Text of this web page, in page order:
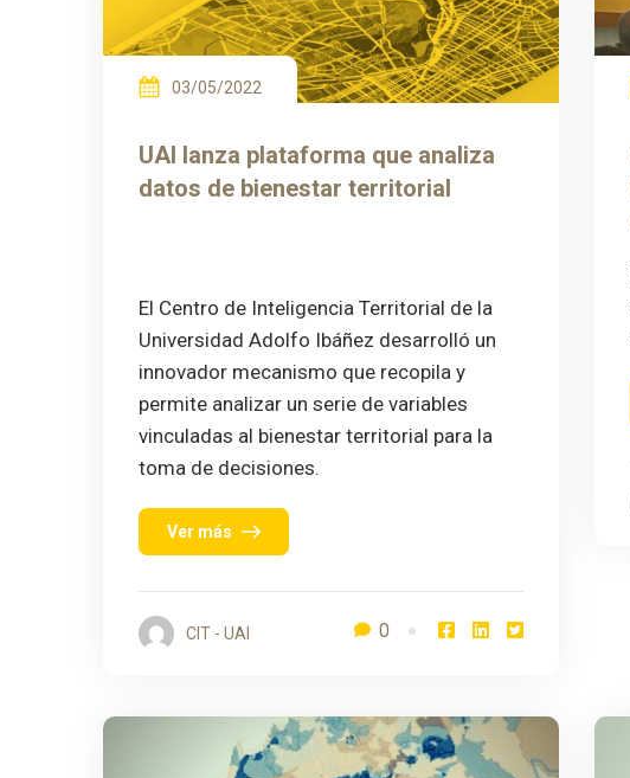
03/05/2022
UAI lanza plataforma que analiza
datos de bienestar territorial
El Centro de Inteligencia Territorial de la
Universidad Adolfo Ibáñez desarrolló un
innovador mecanismo que recopila y
permite analizar un serie de variables
vinculadas al bienestar territorial para la
toma de decisiones.
Ver más
CIT - UAI 0